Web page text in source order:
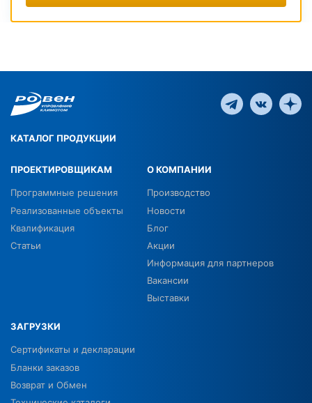
КАТАЛОГ ПРОДУКЦИИ
ПРОЕКТИРОВЩИКАМ
Программные решения
Реализованные объекты
Квалификация
Статьи
О КОМПАНИИ
Производство
Новости
Блог
Акции
Информация для партнеров
Вакансии
Выставки
ЗАГРУЗКИ
Сертификаты и декларации
Бланки заказов
Возврат и Обмен